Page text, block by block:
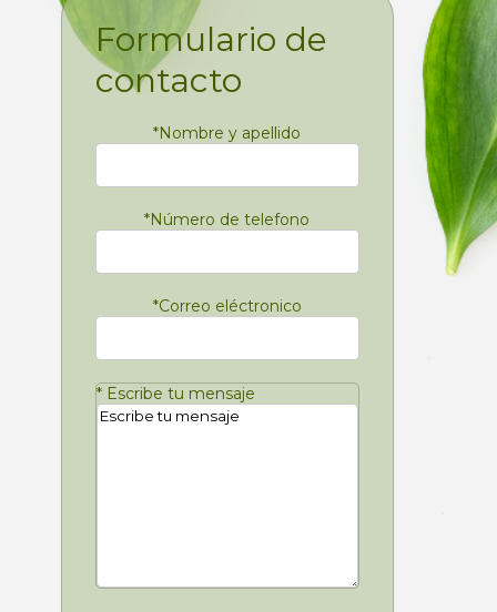
Formulario de
contacto
*Nombre y apellido
*Número de telefono
*Correo eléctronico
* Escribe tu mensaje